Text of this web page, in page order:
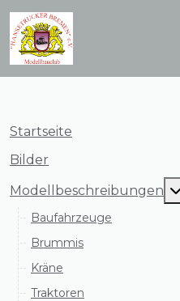
Startseite
Bilder
Modellbeschreibungen
Baufahrzeuge
Brummis
Kräne
Traktoren